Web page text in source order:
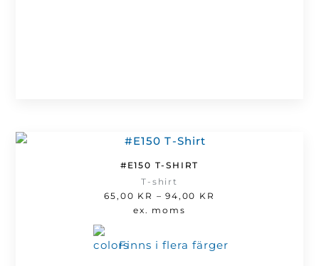
#E150 T-SHIRT
T-shirt
65,00 KR – 94,00 KR
ex. moms
Finns i flera färger